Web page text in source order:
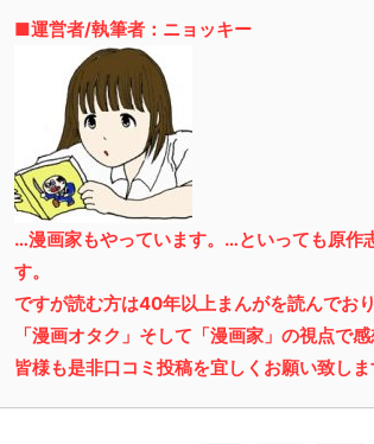
■運営者/執筆者：ニョッキー
…漫画家もやっています。…といっても原作
す。
ですが読む方は40年以上まんがを読んでお
「漫画オタク」そして「漫画家」の視点で
皆様も是非口コミ投稿を宜しくお願い致しま